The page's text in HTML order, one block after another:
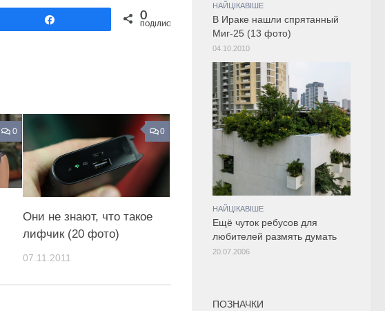
Share on Twitter 0
ПОДІЛИСЬ
0 0
Они не знают, что такое
лифчик (20 фото)
07.11.2011
НАЙЦІКАВІШЕ
В Ираке нашли спрятанный
Миг-25 (13 фото)
04.10.2010
НАЙЦІКАВІШЕ
Ещё чуток ребусов для
любителей размять думать
20.07.2006
ПОЗНАЧКИ